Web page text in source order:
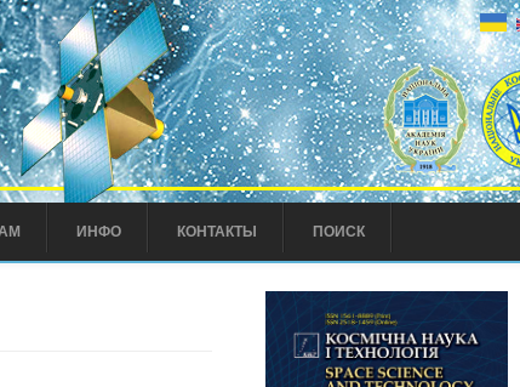
ИНФО КОНТАКТЫ ПОИСК